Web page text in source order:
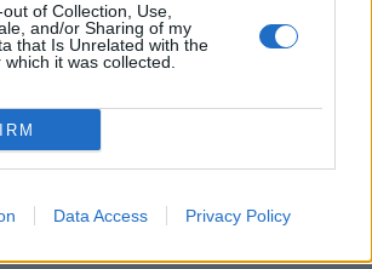
of Collection, Use,
and/or Sharing of my
that Is Unrelated with the
it was collected.
Data Access Privacy Policy
que repusieran en televisión?
de serie cómica con el que mejor te lo
más de los que se emiten actualmente en